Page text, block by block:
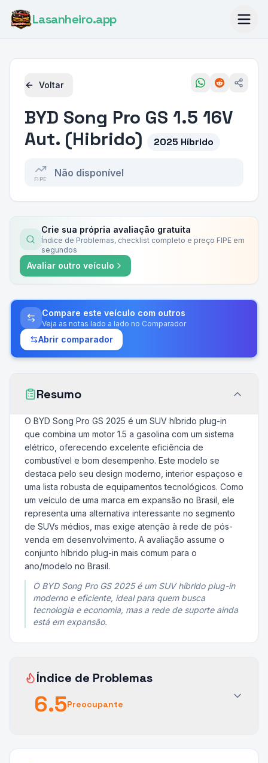
Lasanheiro.app
Voltar
BYD Song Pro GS 1.5 16V
Aut. (Hibrido)
2025 Híbrido
FIPE
Não disponível
Crie sua própria avaliação gratuita
Índice de Problemas, checklist completo e preço FIPE em
segundos
Avaliar outro veículo
Compare este veículo com outros
Veja as notas lado a lado no Comparador
Abrir comparador
Resumo
O BYD Song Pro GS 2025 é um SUV híbrido plug-in
que combina um motor 1.5 a gasolina com um sistema
elétrico, oferecendo excelente eficiência de
combustível e bom desempenho. Este modelo se
destaca pelo seu design moderno, interior espaçoso e
uma lista robusta de equipamentos tecnológicos. Como
um veículo de uma marca em expansão no Brasil, ele
representa uma alternativa interessante no segmento
de SUVs médios, mas exige atenção à rede de pós-
venda em desenvolvimento. A avaliação assume o
conjunto híbrido plug-in mais comum para o
ano/modelo no Brasil.
O BYD Song Pro GS 2025 é um SUV híbrido plug-in
moderno e eficiente, ideal para quem busca
tecnologia e economia, mas a rede de suporte ainda
está em expansão.
Índice de Problemas
6.5Preocupante